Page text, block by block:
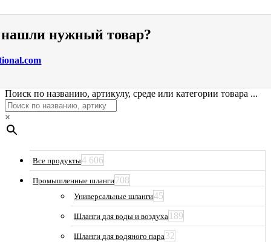
нужный товар?
Поиск по названию, артикулу, среде или категории товара ...
×
Все продукты4 606
Промышленные шланги708
Универсальные шланги45
Шланги для воды и воздуха 189
Шланги для водяного пара32